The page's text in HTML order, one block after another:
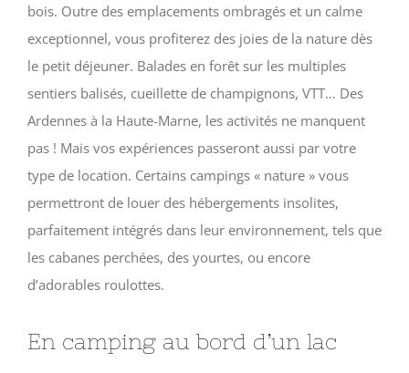
bois. Outre des emplacements ombragés et un calme
exceptionnel, vous profiterez des joies de la nature dès
le petit déjeuner. Balades en forêt sur les multiples
sentiers balisés, cueillette de champignons, VTT… Des
Ardennes à la Haute-Marne, les activités ne manquent
pas ! Mais vos expériences passeront aussi par votre
type de location. Certains campings « nature » vous
permettront de louer des hébergements insolites,
parfaitement intégrés dans leur environnement, tels que
les cabanes perchées, des yourtes, ou encore
d’adorables roulottes.
En camping au bord d’un lac